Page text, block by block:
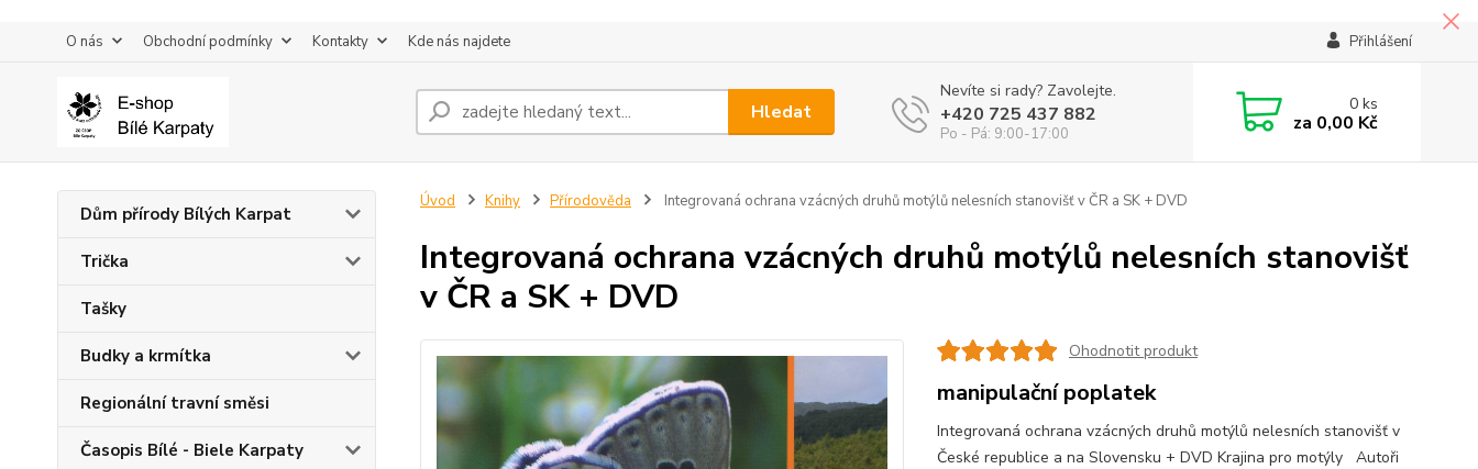
O nás Obchodní podmínky Kontakty Kde nás najdete Přihlášení
Hledat
Nevíte si rady? Zavolejte.
+420 725 437 882
Po - Pá: 9:00-17:00
0ks
za 0,00 Kč
Dům přírody Bílých Karpat
Trička
Tašky
Budky a krmítka
Regionální travní směsi
Časopis Bílé - Biele Karpaty
Úvod Knihy Přírodověda Integrovaná ochrana vzácných druhů motýlů nelesních stanovišť v ČR a SK + DVD
Integrovaná ochrana vzácných druhů motýlů nelesních stanovišť
v ČR a SK + DVD
Ohodnotit produkt
manipulační poplatek
Integrovaná ochrana vzácných druhů motýlů nelesních stanovišť v
České republice a na Slovensku + DVD Krajina pro motýly Autoři